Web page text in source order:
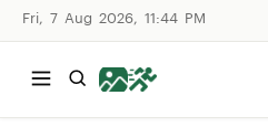
Fri, 7 Aug 2026, 11:44 PM